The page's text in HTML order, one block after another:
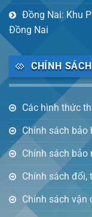
Đồng Nai: Khu
Đồng Nai
CHÍNH
Các hình thức
Chính sách bảo
Chính sách bảo
Chính sách đổi,
Chính sách vận